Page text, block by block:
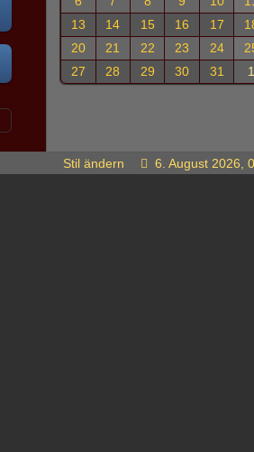
13
14 15 16 17
20
21 22 23 24
27
28 29 30 31 1
6. August 2026,
Stil ändern